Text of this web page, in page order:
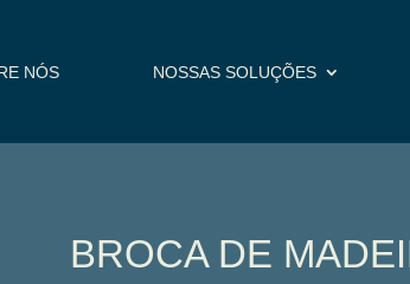
NÓS NOSSAS SOLUÇÕES
BROCA DE